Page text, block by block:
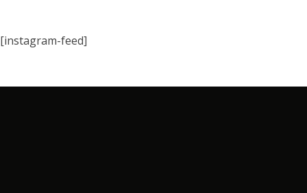
[instagram-feed]